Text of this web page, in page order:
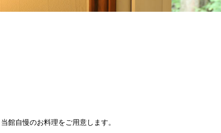
館自慢のお料理をご用意します。